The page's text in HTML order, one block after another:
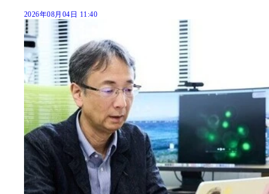
2026年08月04日 11:40